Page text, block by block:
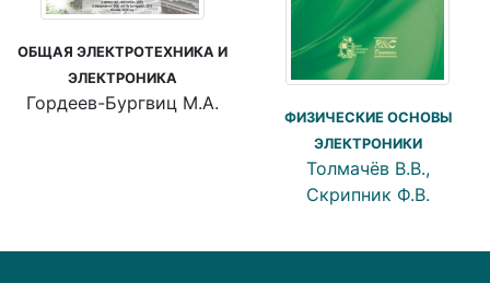
ОБЩАЯ ЭЛЕКТРОТЕХНИКА И
ЭЛЕКТРОНИКА
Гордеев-Бургвиц М.А.
ФИЗИЧЕСКИЕ ОСНОВЫ
ЭЛЕКТРОНИКИ
Толмачёв В.В.,
Скрипник Ф.В.